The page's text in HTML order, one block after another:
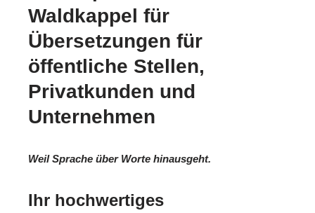
Waldkappel für
Übersetzungen für
öffentliche Stellen,
Privatkunden und
Unternehmen
Weil Sprache über Worte hinausgeht.
Ihr hochwertiges